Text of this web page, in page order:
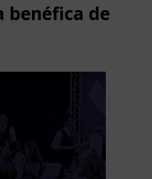
benéfica de